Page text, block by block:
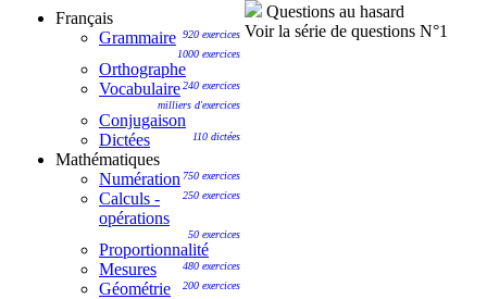
Français
920 exercices
Grammaire
1000 exercices
Orthographe
240 exercices
Vocabulaire
milliers d'exercices
Conjugaison
110 dictées
Dictées
Mathématiques
750 exercices
Numération
250 exercices
Calculs -
opérations
50 exercices
Proportionnalité
480 exercices
Mesures
200 exercices
Géométrie
Questions au hasard
Voir la série de questions N°1